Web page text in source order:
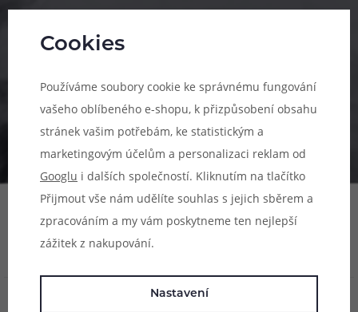
483 51 51 31
Po–Pá: 09:00–17:00
info@ejuice.cz
Cookies
Používáme soubory cookie ke správnému fungování
vašeho oblíbeného e-shopu, k přizpůsobení obsahu
stránek vašim potřebám, ke statistickým a
marketingovým účelům a personalizaci reklam od
Googlu i dalších společností. Kliknutím na tlačítko
Přijmout vše nám udělíte souhlas s jejich sběrem a
zpracováním a my vám poskytneme ten nejlepší
zážitek z nakupování.
Nastavení